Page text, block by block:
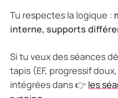
Tu respectes la logique :
interne, supports
Si tu veux des séances
tapis (EF, progressif
intégrées dans 👉 les